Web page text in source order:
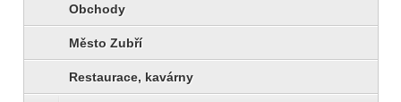
Obchody
Město Zubří
Restaurace, kavárny